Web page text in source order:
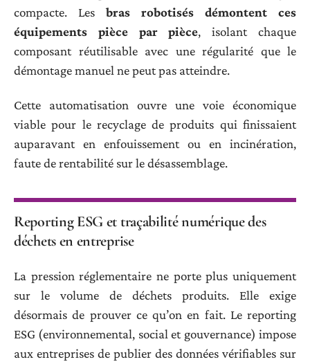
compacte. Les bras robotisés démontent ces
équipements pièce par pièce, isolant chaque
composant réutilisable avec une régularité que le
démontage manuel ne peut pas atteindre.
Cette automatisation ouvre une voie économique
viable pour le recyclage de produits qui finissaient
auparavant en enfouissement ou en incinération,
faute de rentabilité sur le désassemblage.
Reporting ESG et traçabilité numérique des
déchets en entreprise
La pression réglementaire ne porte plus uniquement
sur le volume de déchets produits. Elle exige
désormais de prouver ce qu’on en fait. Le reporting
ESG (environnemental, social et gouvernance) impose
aux entreprises de publier des données vérifiables sur